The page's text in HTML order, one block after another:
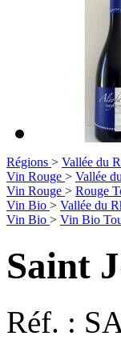
Régions > Vallée du
Vin Rouge > Vallée
Vin Rouge > Rouge
Vin Bio > Vallée du
Vin Bio > Vin Bio
Saint
Réf. :